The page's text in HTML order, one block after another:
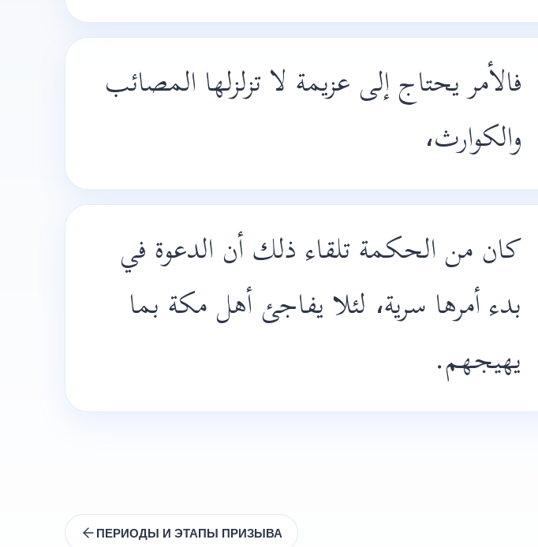
فالأمر يحتاج إلى عزيمة لا تزلزلها المصائب
والكوارث،
كان من الحكمة تلقاء ذلك أن الدعوة في
بدء أمرها سرية، لئلا يفاجئ أهل مكة بما
يهيجهم.
ПЕРИОДЫ И ЭТАПЫ ПРИЗЫВА